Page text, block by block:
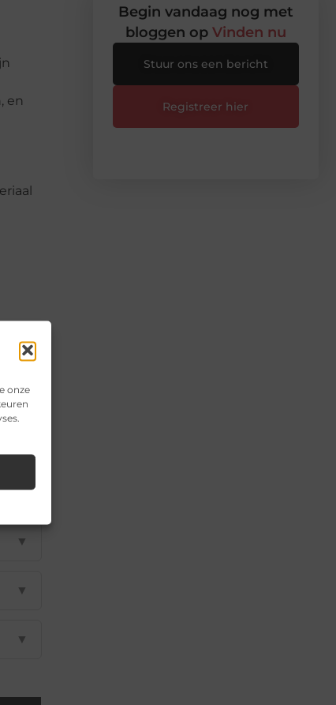
onze
en
▼
▼
▼
▼
Begin vandaag nog met
bloggen op Vinden nu
Stuur ons een bericht
Registreer hier